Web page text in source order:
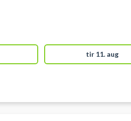
tir 11. aug